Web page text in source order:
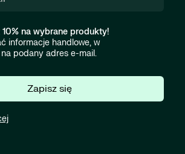
na wybrane produkty!
informacje handlowe, w
podany adres e-mail.
Zapisz się